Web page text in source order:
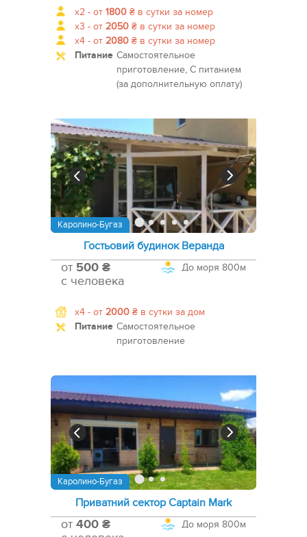
x2 - от 1800 ₴ в сутки за номер
x3 - от 2050 ₴ в сутки за номер
x4 - от 2080 ₴ в сутки за номер
Питание Самостоятельное
приготовление, С питанием
(за дополнительную оплату)
Каролино-Бугаз
Гостьовий будинок Веранда
До моря 800м
от 500 ₴
с человека
x4 - от 2000 ₴ в сутки за дом
Питание Самостоятельное
приготовление
Каролино-Бугаз
Приватний сектор Captain Mark
До моря 800м
от 400 ₴